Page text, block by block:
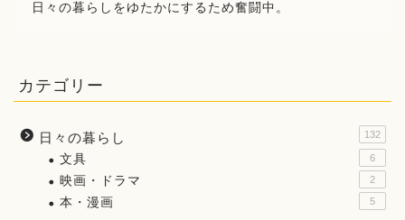
日々の暮らしをゆたかにするため奮闘中。
カテゴリー
日々の暮らし 132
文具 6
映画・ドラマ 2
本・漫画 5